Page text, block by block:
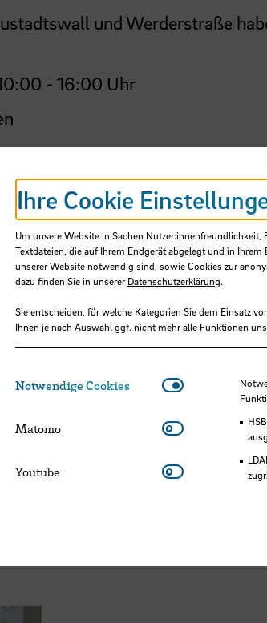
und Werderstraße
- 16:00 Uhr
der HSB
14.07.2026
Von der Praxis zur
Studierende
aktuelle
Ihre Cookie
Um unsere Website in Sachen
Textdateien, die auf Ihrem Endgerät abgelegt und in
unserer Website notwendig sind, sowie Cookies zur
dazu finden Sie in unsererDatenschutzerklärung.
Sie entscheiden, für welche Kategorien Sie dem Einsatz
Ihnen je nach Auswahl ggf. nicht mehr alle Funktionen
Notwendige Cookies Notwendige
Matomo Matomo
Youtube Youtube